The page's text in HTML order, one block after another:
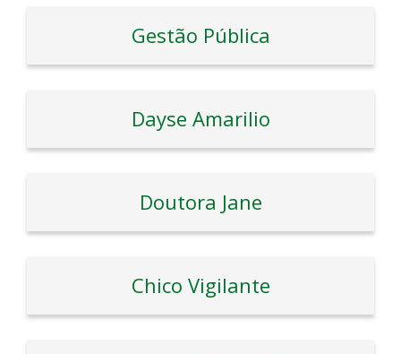
Gestão Pública
Dayse Amarilio
Doutora Jane
Chico Vigilante